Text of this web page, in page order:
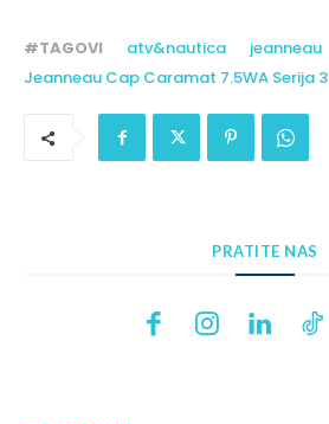
#TAGOVI atv&nautica
jeanneau
Jeanneau Cap Caramat 7.5WA Serija 3
PRATITE NAS